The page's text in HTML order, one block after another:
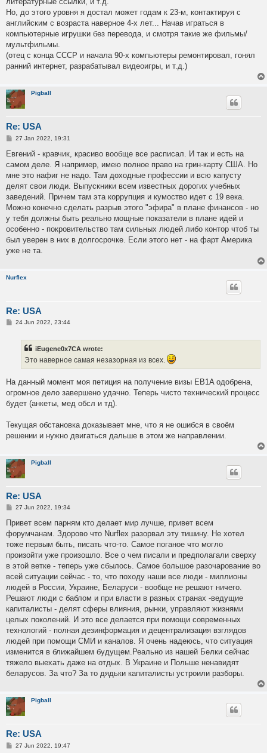
Но, до этого уровня я достал может годам к 23-м, контактируя с
английским с возраста наверное 4-х лет... Начав играться в
компьютерные игрушки без перевода, и смотря такие же фильмы/
мультфильмы.
(отец с конца СССР и начала 90-х компьютеры ремонтировал, гонял
ранний интернет, разрабатывал видеоигры, и т.д.)
Pigball
Re: USA
P
s
27 Jan 2022, 19:31
Евгений - кравчик, красиво вообще все расписал. И так и есть на
самом деле. Я например, имею полное право на грин-карту США. Но
мне это нафиг не надо. Там доходные профессии и всю капусту
делят свои люди. Выпускники всем известных дорогих учебных
заведений. Причем там эта коррупция и кумоство идет с 19 века.
Можно конечно сделать разрыв этого "эфира" в плане финансов - но
у тебя должны быть реально мощные показатели в плане идей и
особенно - покровительство там сильных людей либо контор чтоб ты
был уверен в них в долгосрочке. Если этого нет - на фарт Америка
уже не та.
Nurflex
Re: USA
P24 Jun 2022, 23:44
iEugene0x7CA wrote:
Это наверное самая незазорная из всех.
На данный момент моя петиция на получение визы EB1A одобрена,
огромное дело завершено удачно. Теперь чисто технический процесс
будет (анкеты, мед обсл и тд).
Текущая обстановка доказывает мне, что я не ошибся в своём
решении и нужно двигаться дальше в этом же направлении.
Pigball
Re: USA
P
s
27 Jun 2022, 19:34
Привет всем парням кто делает мир лучше, привет всем
форумчанам. Здорово что Nurfleх разорвал эту тишину. Не хотел
тоже первым быть, писать что-то. Самое поганое что могло
произойти уже произошло. Все о чем писали и предполагали сверху
в этой ветке - теперь уже сбылось. Самое большое разочарование во
всей ситуации сейчас - то, что походу наши все люди - миллионы
людей в России, Украине, Беларуси - вообще не решают ничего.
Решают люди с баблом и при власти в разных странах -ведущие
капиталисты - делят сферы влияния, рынки, управляют жизнями
целых поколений. И это все делается при помощи современных
технологий - полная дезинформация и децентрализация взглядов
людей при помощи СМИ и каналов. Я очень надеюсь, что ситуация
изменится в ближайшем будущем.Реально из нашей Белки сейчас
тяжело выехать даже на отдых. В Украине и Польше ненавидят
беларусов. За что? За то дядьки капиталисты устроили разборы.
Pigball
Re: USA
P27 Jun 2022, 19:47